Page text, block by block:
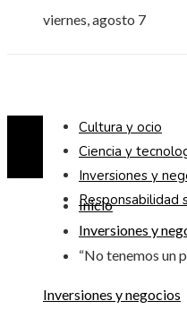
viernes, agosto 7
Cultura y ocio
Ciencia y
Inversiones y
Responsabilidad
Inicio
Inversiones y
“No tenemos un
Inversiones y negocios